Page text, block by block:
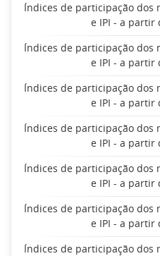
Índices de participação dos
e IPI - a partir
Índices de participação dos
e IPI - a partir
Índices de participação dos
e IPI - a partir
Índices de participação dos
e IPI - a partir
Índices de participação dos
e IPI - a partir
Índices de participação dos
e IPI - a partir
Índices de participação dos